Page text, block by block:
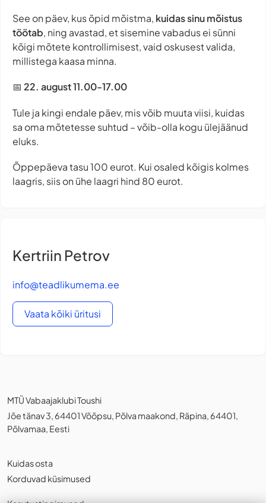
See on päev, kus õpid mõistma, kuidas sinu mõistus
töötab, ning avastad, et sisemine vabadus ei sünni
kõigi mõtete kontrollimisest, vaid oskusest valida,
millistega kaasa minna.
📅 22. august 11.00-17.00
Tule ja kingi endale päev, mis võib muuta viisi, kuidas
sa oma mõtetesse suhtud – võib-olla kogu ülejäänud
eluks.
Õppepäeva tasu 100 eurot. Kui osaled kõigis kolmes
laagris, siis on ühe laagri hind 80 eurot.
Kertriin Petrov
info@teadlikumema.ee
Vaata kõiki üritusi
MTÜ Vabaajaklubi Toushi
Jõe tänav 3, 64401 Võõpsu, Põlva maakond, Räpina, 64401,
Põlvamaa, Eesti
Kuidas osta
Korduvad küsimused